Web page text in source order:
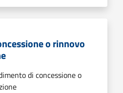
o rinnovo
di concessione o